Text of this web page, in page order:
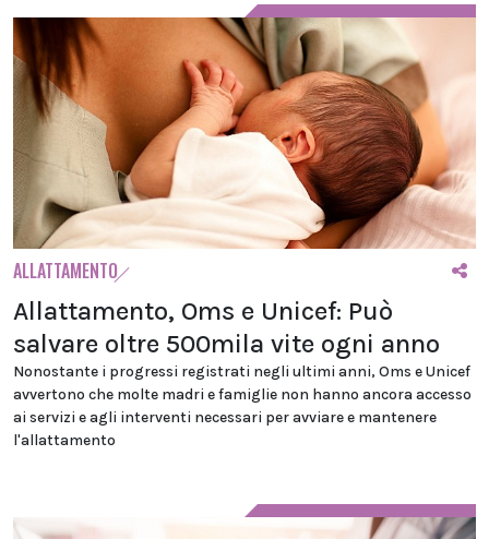
ALLATTAMENTO
Allattamento, Oms e Unicef: Può
salvare oltre 500mila vite ogni anno
Nonostante i progressi registrati negli ultimi anni, Oms e Unicef
avvertono che molte madri e famiglie non hanno ancora accesso
ai servizi e agli interventi necessari per avviare e mantenere
l'allattamento